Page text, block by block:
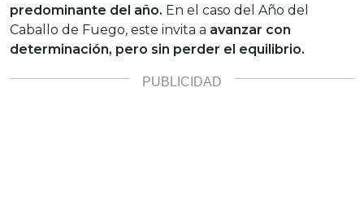
predominante del año. En el caso del Año del
Caballo de Fuego, este invita a avanzar con
determinación, pero sin perder el equilibrio.